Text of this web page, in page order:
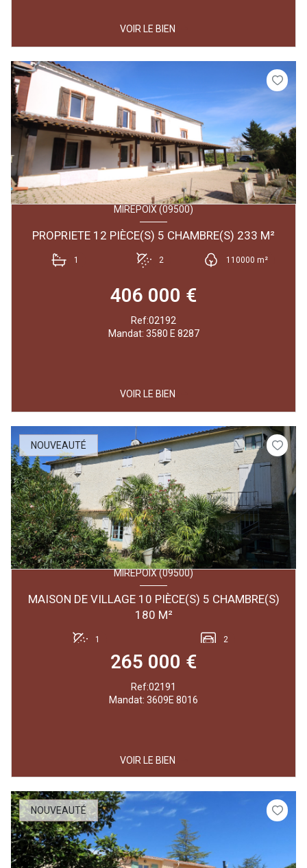
VOIR LE BIEN
MIREPOIX (09500)
PROPRIETE 12 PIÈCE(S) 5 CHAMBRE(S) 233 M²
1 2 110000 m²
406 000 €
Ref:02192
Mandat: 3580 E 8287
VOIR LE BIEN
NOUVEAUTÉ
MIREPOIX (09500)
MAISON DE VILLAGE 10 PIÈCE(S) 5 CHAMBRE(S)
180 M²
1 2
265 000 €
Ref:02191
Mandat: 3609E 8016
VOIR LE BIEN
NOUVEAUTÉ